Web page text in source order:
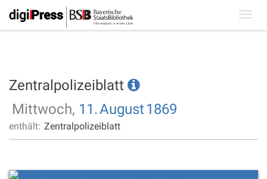
Zentralpolizeiblatt
Mittwoch, 11.August 1869
enthält: Zentralpolizeiblatt